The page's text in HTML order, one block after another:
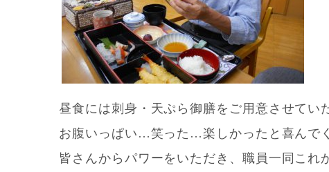
昼食には刺身・天ぷら御膳をご用意させてい
お腹いっぱい…笑った…楽しかったと喜んで
皆さんからパワーをいただき、職員一同こ